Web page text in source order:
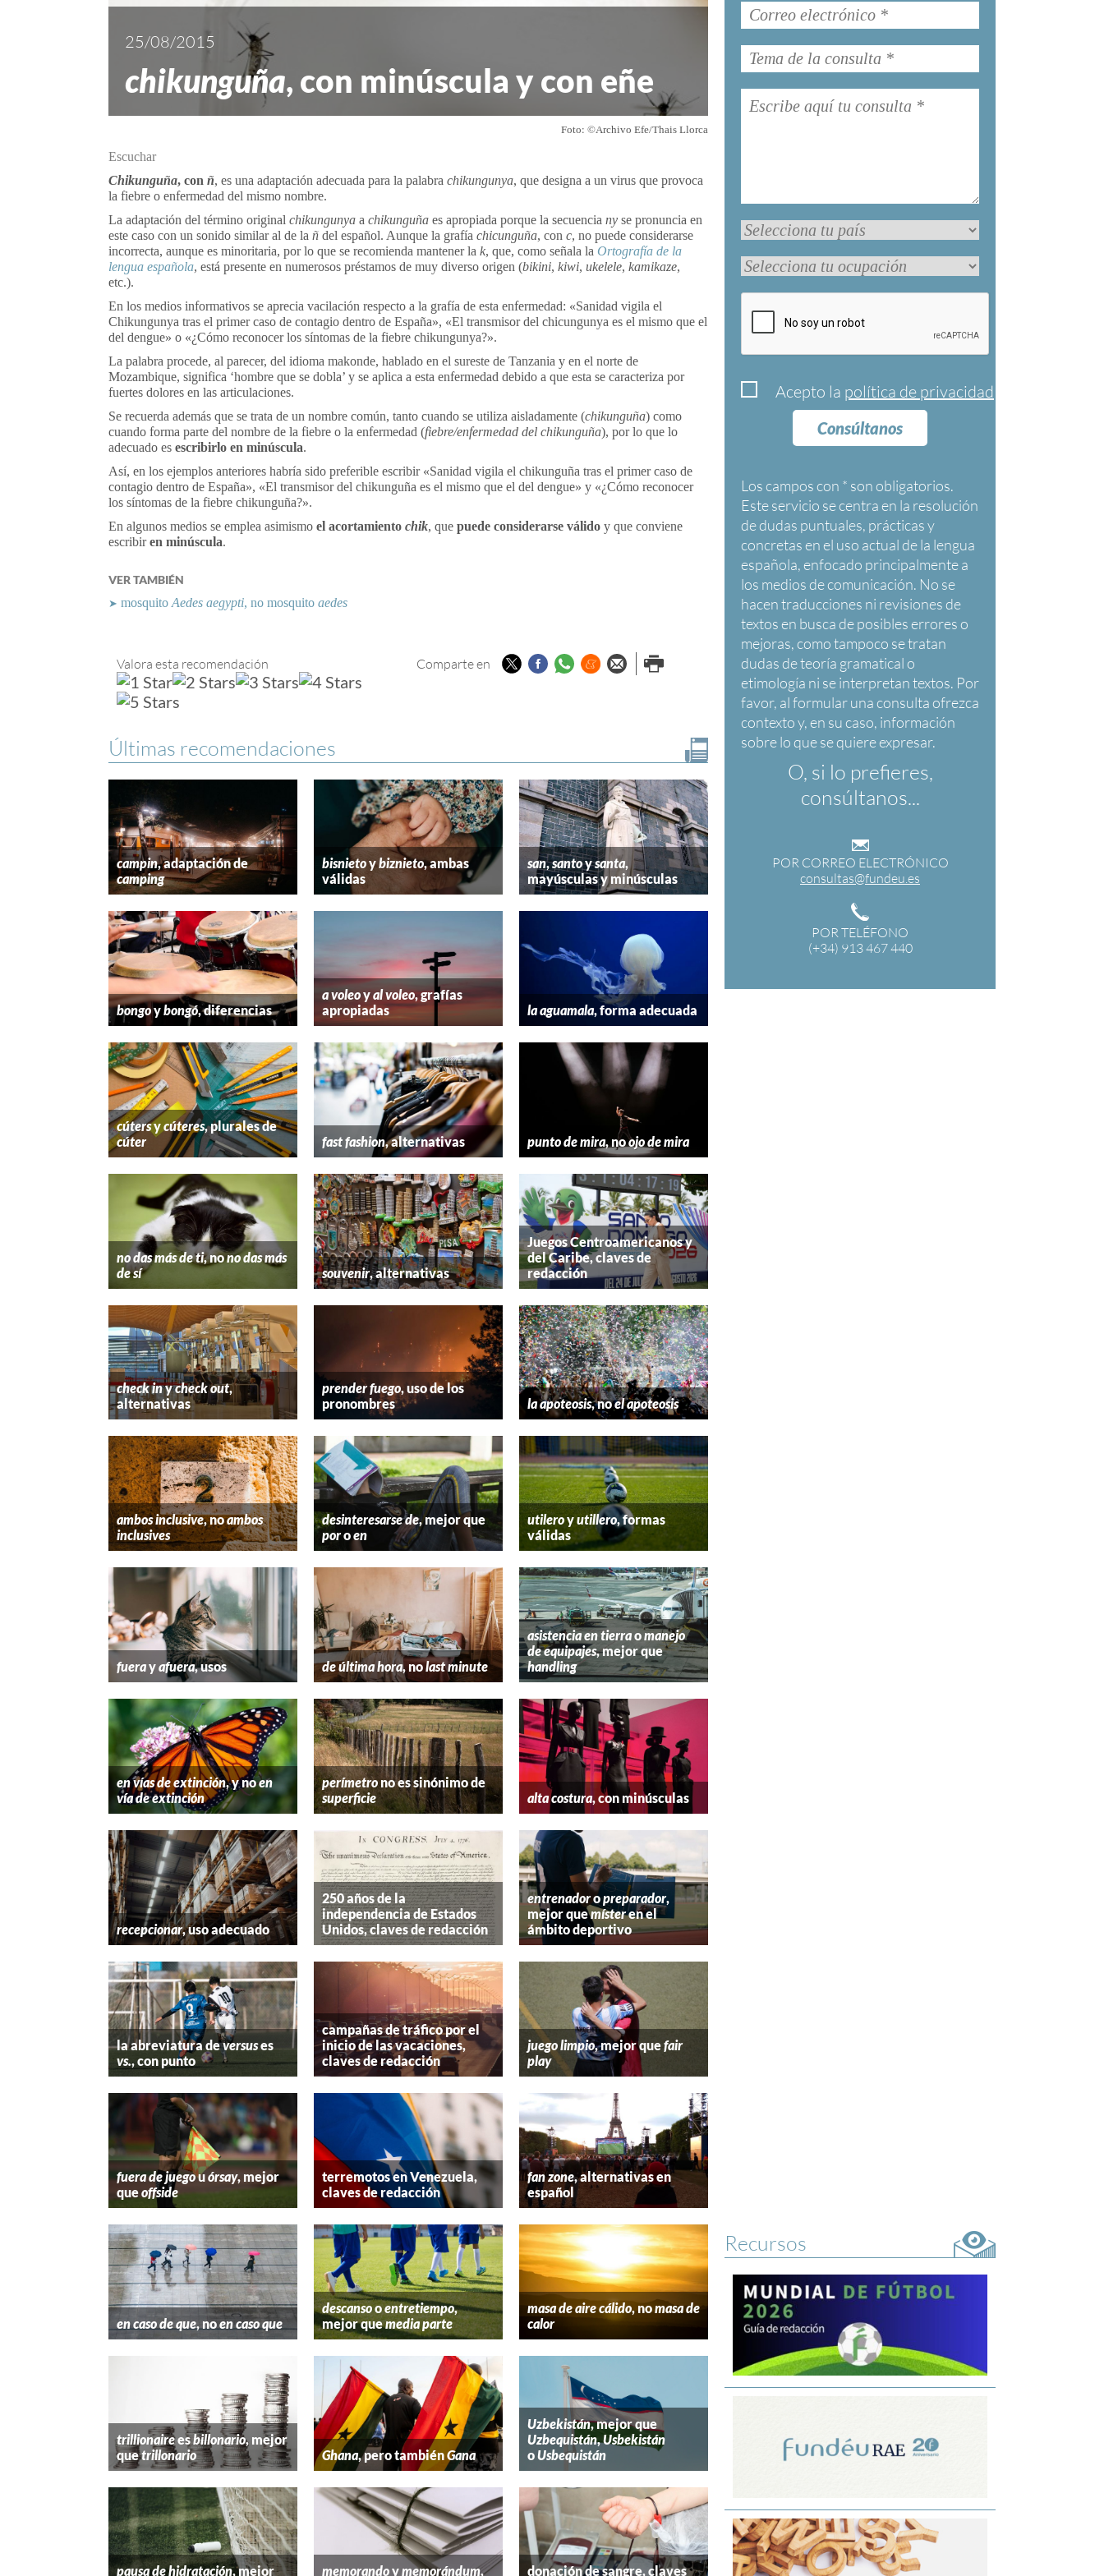
Acepto la política de privacidad
Consúltanos
Los campos con * son obligatorios
O, si lo prefieres,
consúltanos...
POR CORREO ELECTRÓNICO
consultas@fundeu.es
POR TELÉFONO
(+34) 913 467 440
25/08/2015
chikunguña, con minúscula y con eñe
Foto: ©Archivo Efe/Thais Llorca
Escuchar
Chikunguña, con ñ, es una adaptación adecuada para la palabra chikungunya, que designa a un virus que provoca
la fiebre o enfermedad del mismo nombre.
La adaptación del término original chikungunya a chikunguña es apropiada porque la secuencia ny se pronuncia en
este caso con un sonido similar al de la ñ del español. Aunque la grafía chicunguña, con c, no puede considerarse
incorrecta, aunque es minoritaria, por lo que se recomienda mantener la k, que, como señala la Ortografía de la
lengua española, está presente en numerosos préstamos de muy diverso origen (bikini, kiwi, ukelele, kamikaze,
etc.).
En los medios informativos se aprecia vacilación respecto a la grafía de esta enfermedad: «Sanidad vigila el
Chikungunya tras el primer caso de contagio dentro de España», «El transmisor del chicungunya es el mismo que el
del dengue» o «¿Cómo reconocer los síntomas de la fiebre chikungunya?».
La palabra procede, al parecer, del idioma makonde, hablado en el sureste de Tanzania y en el norte de
Mozambique, significa ‘hombre que se dobla’ y se aplica a esta enfermedad debido a que esta se caracteriza por
fuertes dolores en las articulaciones.
Se recuerda además que se trata de un nombre común, tanto cuando se utiliza aisladamente (chikunguña) como
cuando forma parte del nombre de la fiebre o la enfermedad (fiebre/enfermedad del chikunguña), por lo que lo
adecuado es escribirlo en minúscula.
Así, en los ejemplos anteriores habría sido preferible escribir «Sanidad vigila el chikunguña tras el primer caso de
contagio dentro de España», «El transmisor del chikunguña es el mismo que el del dengue» y «¿Cómo reconocer
los síntomas de la fiebre chikunguña?».
En algunos medios se emplea asimismo el acortamiento chik, que puede considerarse válido y que conviene
escribiren minúscula.
VER TAMBIÉN
➤ mosquito Aedes aegypti, no mosquito aedes
Valora esta recomendación Comparte en TwitterFacebook
Whatsapp
Menéame
Enviar porImprimir
Últimas recomendaciones
campin, adaptación de
camping
bisnietoybiznieto, ambas
válidas
san,santoysanta,
mayúsculas y minúsculas
bongoybongó, diferencias
a voleoyal voleo, grafías
apropiadas
la aguamala, forma adecuada
cútersycúteres, plurales de
cúter
fast fashion, alternativas punto de mira, noojo de mira
no das más de ti, nono das más
de sí
souvenir, alternativas
Juegos Centroamericanos y
del Caribe, claves de
redacción
check inycheck out,
alternativas
prender fuego, uso de los
pronombres
la apoteosis, noel apoteosis
ambos inclusive, noambos
inclusives
desinteresarse de, mejor que
poroen
utileroyutillero, formas
válidas
fuerayafuera, usos de última hora, nolast minute
asistencia en tierraomanejo
de equipajes, mejor que
handling
en vías de extinción, y noen
vía de extinción
perímetrono es sinónimo de
superficie
alta costura, con minúsculas
recepcionar, uso adecuado
250 años de la
independencia de Estados
Unidos, claves de redacción
entrenadoropreparador,
mejor quemísteren el
ámbito deportivo
la abreviatura deversuses
vs., con punto
campañas de tráfico por el
inicio de las vacaciones,
claves de redacción
juego limpio, mejor quefair
play
fuera de juegouórsay, mejor
queoffside
terremotos en Venezuela,
claves de redacción
fan zone, alternativas en
español
en caso de que, noen caso que
descansooentretiempo,
mejor quemedia parte
masa de aire cálido, nomasa de
calor
trillionaireesbillonario, mejor
quetrillonario Ghana, pero tambiénGana
Uzbekistán, mejor que
Uzbequistán,Usbekistán
oUsbequistán
pausa de hidratación, mejor memorandoymemorándum, donación de sangre, claves
Recursos